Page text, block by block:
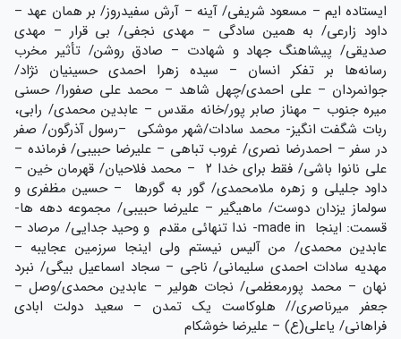
ایستاده ایم – مسعود شریفی/ آینه – آرش سفیدروز/ بر همان عهد –
داود زارعی/ به همین سادگی – مهدی نجفی/ بی قرار – مهدی
صدیقی/ پیشاهنگ جهاد و شهادت – صادق روشن/ تأثیر مخرب
رسانه‌ها بر تفکر انسان – سیده زهرا احمدی حسینیان نژاد/
جوانمردان – علی احمدی/چهل شاهد – محمد علی صفورا/ حسنی
میره جنوب – مهناز صابر پور/خانه مقدس – عابدین محمدی/ رابی،
ربات شگفت انگیز- محمد سادات/شهر موشکی –رسول آذرگون/ صفر
در سفر – احمدرضا نصری/ غروب تباهی – علیرضا حبیبی/ فرمانده –
علی نانوا باشی/ فقط برای خدا ۲ – محمد فلاحیان/ قهرمان خین –
داود جلیلی و زهره ملامحمدی/ گور به گورها – حسین مظفری و
سولماز یزدان دوست/ ماهیگیر – علیرضا حبیبی/ مجموعه دهه ها-
قسمت: اینجا made in- ندا تنهائی مقدم و وحید جدایی/ مرصاد –
عابدین محمدی/ من آلیس نیستم ولی اینجا سرزمین عجایبه –
مهدیه سادات احمدی سلیمانی/ ناجی – سجاد اسماعیل بیگی/ نبرد
نهان – محمد پورمعظمی/ نجات هولیر – عابدین محمدی/وصل –
جعفر میرناصری// هلوکاست یک تمدن – سعید دولت ابادی
فراهانی/ یاعلی(ع) – علیرضا خوشکام